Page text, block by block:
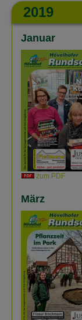
2019
Januar
zum PDF
März